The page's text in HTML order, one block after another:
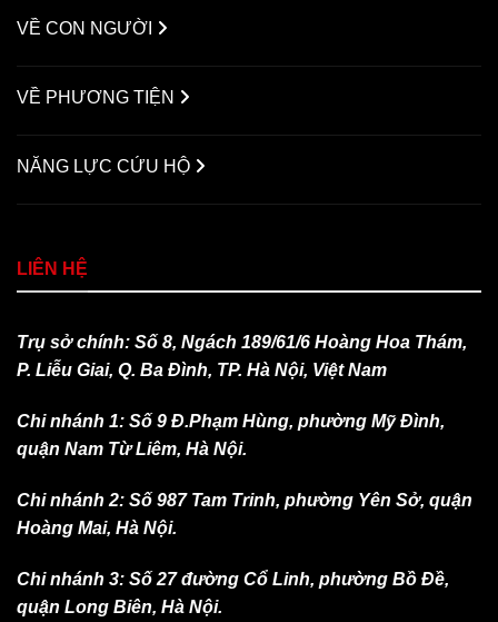
VỀ CON NGƯỜI
VỀ PHƯƠNG TIỆN
NĂNG LỰC CỨU HỘ
LIÊN HỆ
Trụ sở chính: Số 8, Ngách 189/61/6 Hoàng Hoa Thám,
P. Liễu Giai, Q. Ba Đình, TP. Hà Nội, Việt Nam
Chi nhánh 1: Số 9 Đ.Phạm Hùng, phường Mỹ Đình,
quận Nam Từ Liêm, Hà Nội.
Chi nhánh 2: Số 987 Tam Trinh, phường Yên Sở, quận
Hoàng Mai, Hà Nội.
Chi nhánh 3: Số 27 đường Cổ Linh, phường Bồ Đề,
quận Long Biên, Hà Nội.